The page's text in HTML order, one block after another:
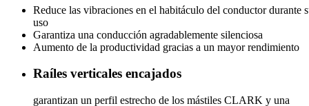
Reduce las vibraciones en el habitáculo del conductor durante
uso
Garantiza una conducción agradablemente silenciosa
Aumento de la productividad gracias a un mayor rendimiento
Raíles verticales encajados
garantizan un perfil estrecho de los mástiles CLARK y una